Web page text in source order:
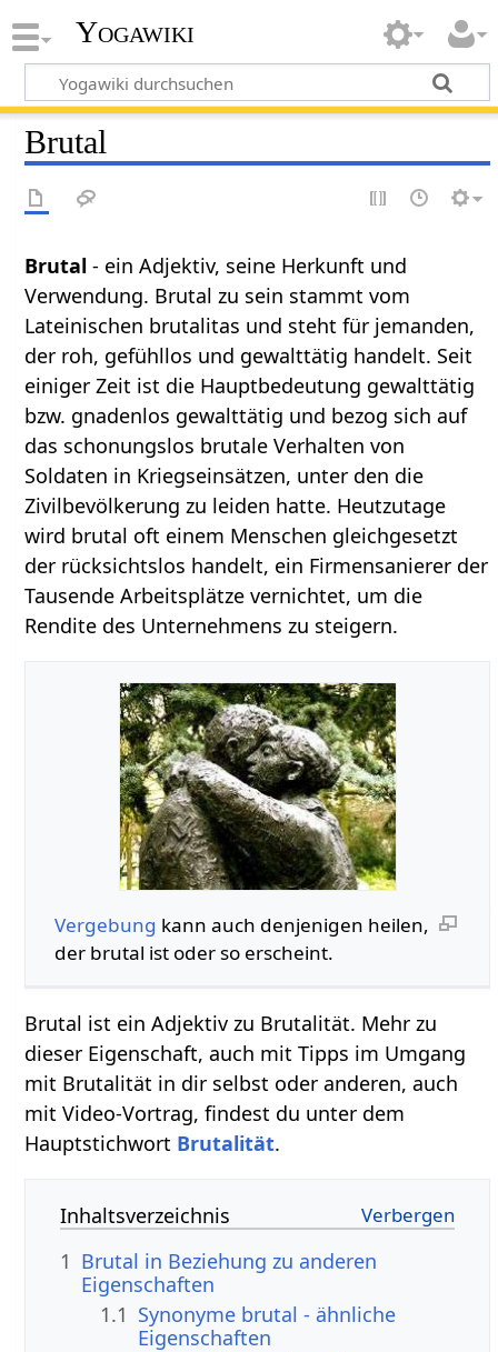
Yogawiki
Brutal
Brutal- ein Adjektiv, seine Herkunft und
Verwendung. Brutal zu sein stammt vom
Lateinischen brutalitas und steht für jemanden,
der roh, gefühllos und gewalttätig handelt. Seit
einiger Zeit ist die Hauptbedeutung gewalttätig
bzw. gnadenlos gewalttätig und bezog sich auf
das schonungslos brutale Verhalten von
Soldaten in Kriegseinsätzen, unter den die
Zivilbevölkerung zu leiden hatte. Heutzutage
wird brutal oft einem Menschen gleichgesetzt
der rücksichtslos handelt, ein Firmensanierer der
Tausende Arbeitsplätze vernichtet, um die
Rendite des Unternehmens zu steigern.
Vergebung kann auch denjenigen heilen,
der brutal ist oder so erscheint.
Brutal ist ein Adjektiv zu Brutalität. Mehr zu
dieser Eigenschaft, auch mit Tipps im Umgang
mit Brutalität in dir selbst oder anderen, auch
mit Video-Vortrag, findest du unter dem
Hauptstichwort Brutalität.
Inhaltsverzeichnis
1 Brutal in Beziehung zu anderen
Eigenschaften
1.1 Synonyme brutal - ähnliche
Eigenschaften